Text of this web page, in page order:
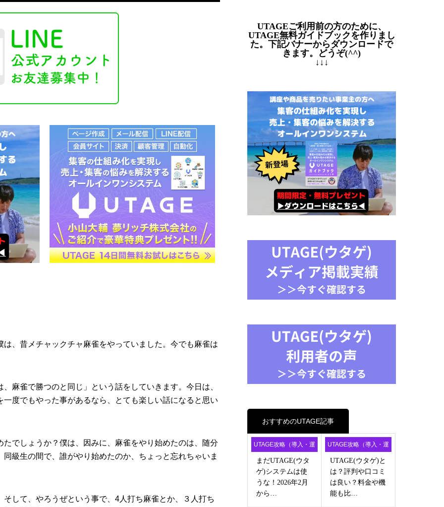
、昔メチャックチャ麻雀をやっていました。今でも麻雀は
麻雀で勝つのと同じ」という話をしていきます。今日は、
度でもやった事があるなら、とても楽しい話になると思い
でしょうか？僕は、因みに、麻雀をやり始めたのは、随分
級生の間で、誰がやり始めたのか、ちょっと忘れちゃいま
して、やろうぜという事で、 4人打ち麻雀とか、３人打ち
UTAGEご利用前の方のために、
UTAGE無料ガイドブックを作りまし
た。下記バナーからダウンロードで
きます。どうぞ(^^)
↓↓↓
おすすめのUTAGE記事
UTAGE攻略（導入・運
用・アフィ）
まだUTAGE(ウタ
ゲ)システムは使
うな！2026年2月
から…
UTAGE攻略（導入・運
用・アフィ）
UTAGE(ウタゲ)と
は？評判や口コミ
は良い？料金や機
能も比…